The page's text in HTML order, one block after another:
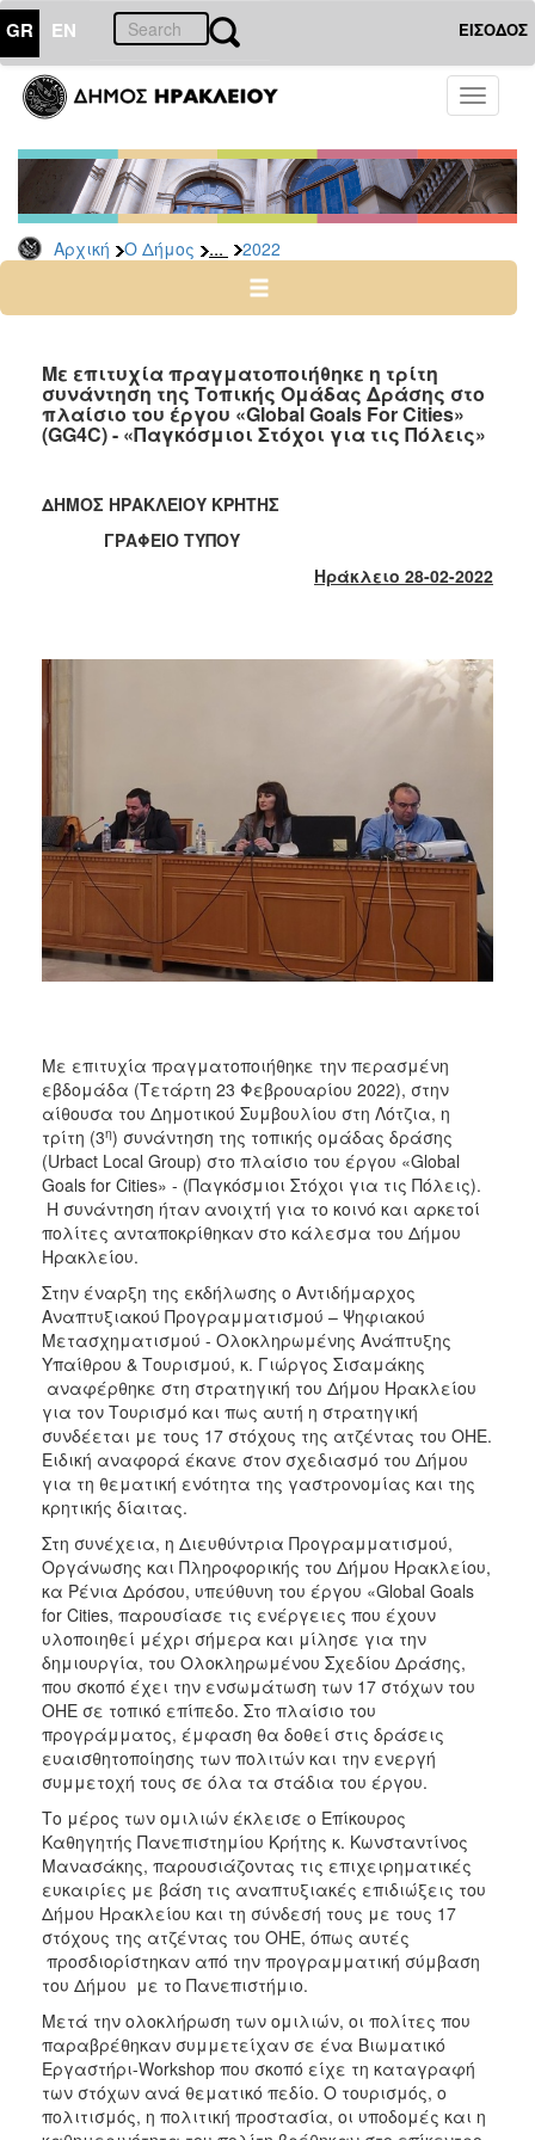
GR EN ΕΙΣΟΔΟΣ
Toggle
Αρχική Ο Δήμος ... 2022
ΔΗΜΟΣ
Δελτία
Τύπου
Αρχείο
2026
2024
2022
2021
2019
2018
2010
2006
ΤΟΠΟΣ
ΑΝΘΕΚΤΙΚΗ
ΠΟΛΗ
Με επιτυχία πραγματοποιήθηκε η τρίτη
συνάντηση της Τοπικής Ομάδας Δράσης στο
πλαίσιο του έργου «Global Goals For Cities»
(GG4C) - «Παγκόσμιοι Στόχοι για τις Πόλεις»
ΔΗΜΟΣ ΗΡΑΚΛΕΙΟΥ ΚΡΗΤΗΣ
ΓΡΑΦΕΙΟ ΤΥΠΟΥ
Ηράκλειο 28-02-2022
Με επιτυχία πραγματοποιήθηκε την περασμένη
εβδομάδα (Τετάρτη 23 Φεβρουαρίου 2022), στην
αίθουσα του Δημοτικού Συμβουλίου στη Λότζια, η
τρίτη (3η) συνάντηση της τοπικής ομάδας δράσης
(Urbact Local Group) στο πλαίσιο του έργου «Global
Goals for Cities» - (Παγκόσμιοι Στόχοι για τις Πόλεις).
Η συνάντηση ήταν ανοιχτή για το κοινό και αρκετοί
πολίτες ανταποκρίθηκαν στο κάλεσμα του Δήμου
Ηρακλείου.
Στην έναρξη της εκδήλωσης ο Αντιδήμαρχος
Αναπτυξιακού Προγραμματισμού – Ψηφιακού
Μετασχηματισμού - Ολοκληρωμένης Ανάπτυξης
Υπαίθρου & Τουρισμού, κ. Γιώργος Σισαμάκης
αναφέρθηκε στη στρατηγική του Δήμου Ηρακλείου
για τον Τουρισμό και πως αυτή η στρατηγική
συνδέεται με τους 17 στόχους της ατζέντας του ΟΗΕ.
Ειδική αναφορά έκανε στον σχεδιασμό του Δήμου
για τη θεματική ενότητα της γαστρονομίας και της
κρητικής δίαιτας.
Στη συνέχεια, η Διευθύντρια Προγραμματισμού,
Οργάνωσης και Πληροφορικής του Δήμου Ηρακλείου,
κα Ρένια Δρόσου, υπεύθυνη του έργου «Global Goals
for Cities, παρουσίασε τις ενέργειες που έχουν
υλοποιηθεί μέχρι σήμερα και μίλησε για την
δημιουργία, του Ολοκληρωμένου Σχεδίου Δράσης,
που σκοπό έχει την ενσωμάτωση των 17 στόχων του
ΟΗΕ σε τοπικό επίπεδο. Στο πλαίσιο του
προγράμματος, έμφαση θα δοθεί στις δράσεις
ευαισθητοποίησης των πολιτών και την ενεργή
συμμετοχή τους σε όλα τα στάδια του έργου.
Το μέρος των ομιλιών έκλεισε ο Επίκουρος
Καθηγητής Πανεπιστημίου Κρήτης κ. Κωνσταντίνος
Μανασάκης, παρουσιάζοντας τις επιχειρηματικές
ευκαιρίες με βάση τις αναπτυξιακές επιδιώξεις του
Δήμου Ηρακλείου και τη σύνδεσή τους με τους 17
στόχους της ατζέντας του ΟΗΕ, όπως αυτές
προσδιορίστηκαν από την προγραμματική σύμβαση
του Δήμου με το Πανεπιστήμιο.
Μετά την ολοκλήρωση των ομιλιών, οι πολίτες που
παραβρέθηκαν συμμετείχαν σε ένα Βιωματικό
Εργαστήρι-Workshop που σκοπό είχε τη καταγραφή
των στόχων ανά θεματικό πεδίο. Ο τουρισμός, ο
πολιτισμός, η πολιτική προστασία, οι υποδομές και η